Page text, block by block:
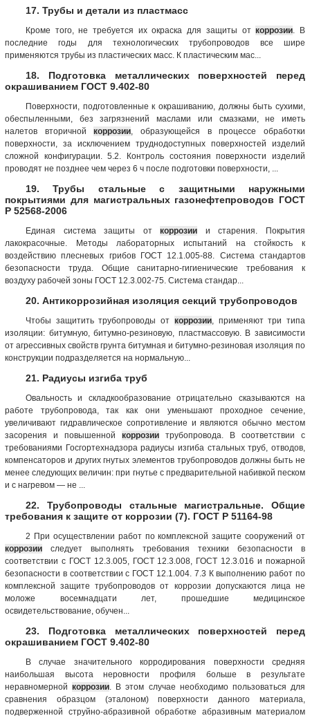
17. Трубы и детали из пластмасс
Кроме того, не требуется их окраска для защиты откоррозии . В
последние годы для технологических трубопроводов все шире
применяются трубы из пластических масс. К пластическим мас...
18. Подготовка металлических поверхностей перед
окрашиванием ГОСТ 9.402-80
Поверхности, подготовленные к окрашиванию, должны быть сухими,
обеспыленными, без загрязнений маслами или смазками, не иметь
налетов вторичнойкоррозии , образующейся в процессе обработки
поверхности, за исключением труднодоступных поверхностей изделий
сложной конфигурации. 5.2. Контроль состояния поверхности изделий
проводят не позднее чем через 6 ч после подготовки поверхности, ...
19. Трубы стальные с защитными наружными
покрытиями для магистральных газонефтепроводов ГОСТ
Р 52568-2006
Единая система защиты откоррозии и старения. Покрытия
лакокрасочные. Методы лабораторных испытаний на стойкость к
воздействию плесневых грибов ГОСТ 12.1.005-88. Система стандартов
безопасности труда. Общие санитарно-гигиенические требования к
воздуху рабочей зоны ГОСТ 12.3.002-75. Система стандар...
20. Антикоррозийная изоляция секций трубопроводов
Чтобы защитить трубопроводы от коррозии, применяют три типа
изоляции: битумную, битумно-резиновую, пластмассовую. В зависимости
от агрессивных свойств грунта битумная и битумно-резиновая изоляция по
конструкции подразделяется на нормальную...
21. Радиусы изгиба труб
Овальность и складкообразование отрицательно сказываются на
работе трубопровода, так как они уменьшают проходное сечение,
увеличивают гидравлическое сопротивление и являются обычно местом
засорения и повышенной коррозии трубопровода. В соответствии с
требованиями Госгортехнадзора радиусы изгиба стальных труб, отводов,
компенсаторов и других гнутых элементов трубопроводов должны быть не
менее следующих величин: при гнутье с предварительной набивкой песком
и с нагревом — не ...
22. Трубопроводы стальные магистральные. Общие
требования к защите от коррозии (7). ГОСТ Р 51164-98
2 При осуществлении работ по комплексной защите сооружений от
коррозии следует выполнять требования техники безопасности в
соответствии с ГОСТ 12.3.005, ГОСТ 12.3.008, ГОСТ 12.3.016 и пожарной
безопасности в соответствии с ГОСТ 12.1.004. 7.3 К выполнению работ по
комплексной защите трубопроводов от коррозии допускаются лица не
моложе восемнадцати лет, прошедшие медицинское
освидетельствование, обучен...
23. Подготовка металлических поверхностей перед
окрашиванием ГОСТ 9.402-80
В случае значительного корродирования поверхности средняя
наибольшая высота неровности профиля больше в результате
неравномернойкоррозии . В этом случае необходимо пользоваться для
сравнения образцом (эталоном) поверхности данного материала,
подверженной струйно-абразивной обработке абразивным материалом